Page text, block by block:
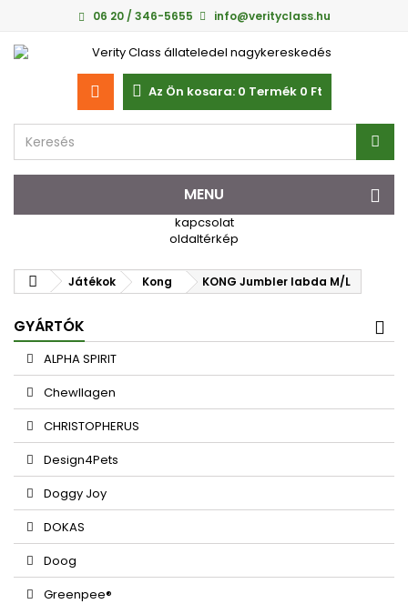
06 20 / 346-5655 info@verityclass.hu
Az Ön kosara: 0 Termék 0 Ft‎
MENU
kapcsolat
oldaltérkép
Játékok Kong KONG Jumbler labda M/L
GYÁRTÓK
ALPHA SPIRIT
Chewllagen
CHRISTOPHERUS
Design4Pets
Doggy Joy
DOKAS
Doog
Greenpee®